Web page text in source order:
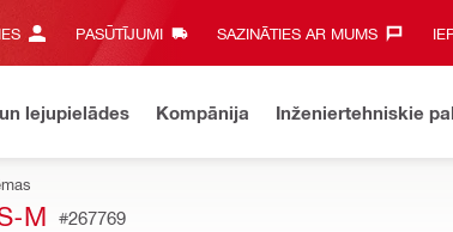
PASŪTĪJUMI SAZINĀTIES AR MUMS‎
lejupielādes Kompānija Inženiertehniskie
M #267769